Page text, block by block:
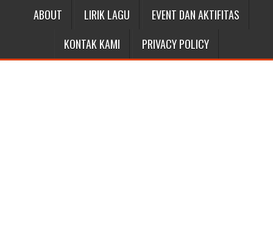
ABOUT LIRIK LAGU
EVENT DAN AKTIFITAS
KONTAK KAMI
PRIVACY POLICY